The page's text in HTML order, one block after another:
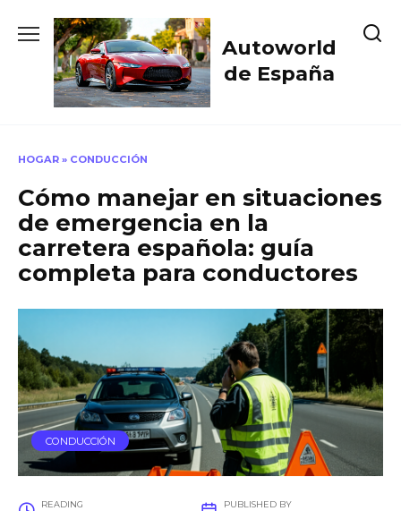
content
Autoworld
de España
HOGAR » CONDUCCIÓN
Cómo manejar en situaciones
de emergencia en la
carretera española: guía
completa para conductores
CONDUCCIÓN
READING PUBLISHED BY